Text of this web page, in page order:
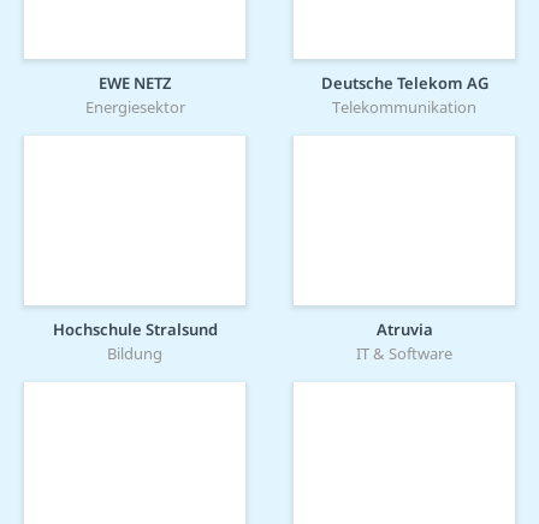
EWE NETZ
Energiesektor
Deutsche Telekom AG
Telekommunikation
Hochschule Stralsund
Bildung
Atruvia
IT & Software